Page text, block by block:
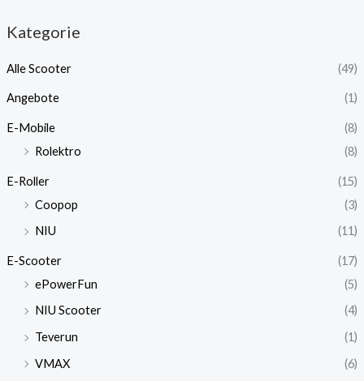
Kategorie
Alle Scooter (49)
Angebote (1)
E-Mobile
(8)
Rolektro
(8)
E-Roller
(15)
Coopop
(3)
NIU
(11)
E-Scooter
(17)
ePowerFun
(5)
NIU Scooter
(4)
Teverun
(1)
VMAX
(6)